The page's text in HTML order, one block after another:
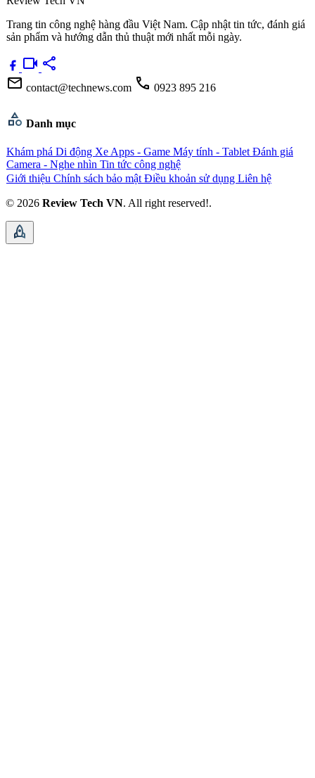
Trang tin công nghệ hàng đầu Việt Nam. Cập nhật tin tức, đánh giá
sản phẩm và hướng dẫn thủ thuật mới nhất mỗi ngày.
videocam share
mail contact@technews.com call 0923 895 216
category Danh mục
Khám phá Di động Xe Apps - Game Máy tính - Tablet Đánh giá
Camera - Nghe nhìn Tin tức công nghệ
Giới thiệu Chính sách bảo mật Điều khoản sử dụng Liên hệ
© 2026 Review Tech VN. All right reserved!.
rocket